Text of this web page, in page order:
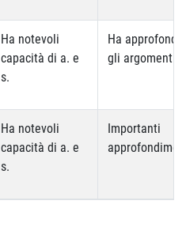
Ha notevoli
capacità di a. e
s.
Ha
gli argomenti
Ha notevoli
capacità di a. e
s.
Importanti